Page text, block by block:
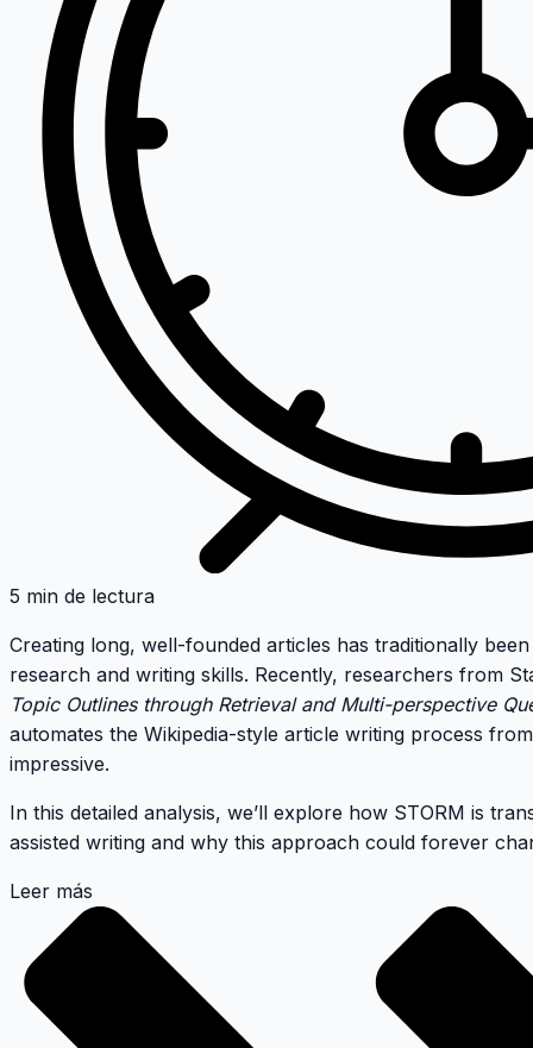
5 min de lectura
Creating long, well-founded articles has traditionally
research and writing skills. Recently, researchers from
Topic Outlines through Retrieval and Multi-perspective
automates the Wikipedia-style article writing process
impressive.
In this detailed analysis, we’ll explore how STORM is
assisted writing and why this approach could forever
Leer más